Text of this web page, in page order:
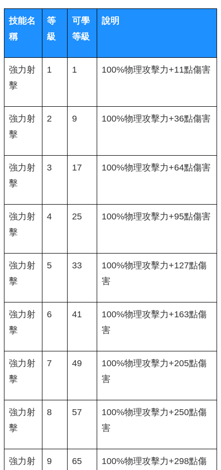
技能名
稱
等
級
可學
等級
說明
強力射
擊
1 1 100%物理攻擊力+11點傷害
強力射
擊
2 9 100%物理攻擊力+36點傷害
強力射
擊
3 17 100%物理攻擊力+64點傷害
強力射
擊
4 25 100%物理攻擊力+95點傷害
強力射
擊
5 33
100%物理攻擊力+127點傷
害
強力射
擊
6 41
100%物理攻擊力+163點傷
害
強力射
擊
7 49
100%物理攻擊力+205點傷
害
強力射
擊
8 57
100%物理攻擊力+250點傷
害
強力射
9 65
100%物理攻擊力+298點傷